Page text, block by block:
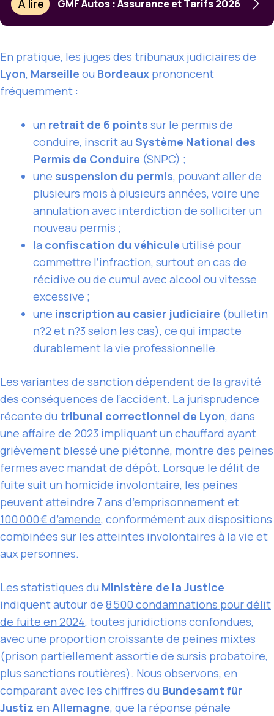
À lire GMF Autos : Assurance et Tarifs 2026
En pratique, les juges des tribunaux judiciaires de
Lyon, Marseille ou Bordeaux prononcent
fréquemment :
un retrait de 6 points sur le permis de
conduire, inscrit au Système National des
Permis de Conduire (SNPC) ;
une suspension du permis, pouvant aller de
plusieurs mois à plusieurs années, voire une
annulation avec interdiction de solliciter un
nouveau permis ;
la confiscation du véhicule utilisé pour
commettre l’infraction, surtout en cas de
récidive ou de cumul avec alcool ou vitesse
excessive ;
une inscription au casier judiciaire (bulletin
n?2 et n?3 selon les cas), ce qui impacte
durablement la vie professionnelle.
Les variantes de sanction dépendent de la gravité
des conséquences de l’accident. La jurisprudence
récente du tribunal correctionnel de Lyon, dans
une affaire de 2023 impliquant un chauffard ayant
grièvement blessé une piétonne, montre des peines
fermes avec mandat de dépôt. Lorsque le délit de
fuite suit un homicide involontaire, les peines
peuvent atteindre 7 ans d’emprisonnement et
100 000 € d’amende, conformément aux dispositions
combinées sur les atteintes involontaires à la vie et
aux personnes.
Les statistiques du Ministère de la Justice
indiquent autour de 8 500 condamnations pour délit
de fuite en 2024, toutes juridictions confondues,
avec une proportion croissante de peines mixtes
(prison partiellement assortie de sursis probatoire,
plus sanctions routières). Nous observons, en
comparant avec les chiffres du Bundesamt für
Justiz en Allemagne, que la réponse pénale